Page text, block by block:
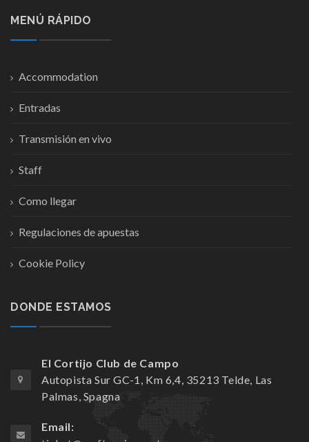
MENÚ RÁPIDO
Accommodation
Entradas
Transmisión en vivo
Staff
Como llegar
Regulaciones de apuestas
Cookie Policy
DONDE ESTAMOS
El Cortijo Club de Campo
Autopista Sur GC-1, Km 6,4, 35213 Telde, Las
Palmas, Spagna
Email: